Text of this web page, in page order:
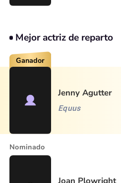
Mejor actriz de reparto
Ganador
Jenny Agutter
Equus
Nominado
Joan Plowright